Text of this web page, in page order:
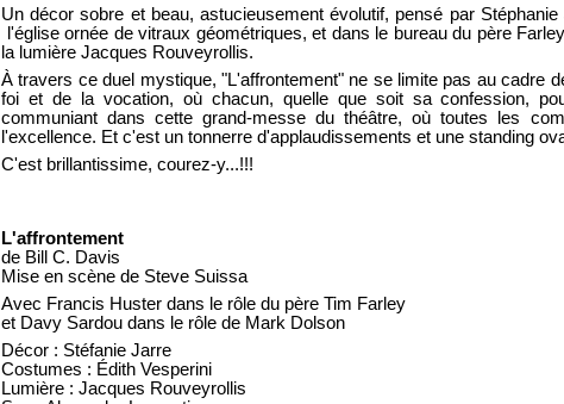
Un décor sobre et beau, astucieusement évolutif, pensé par
l'église ornée de vitraux géométriques, et dans le bureau du père
la lumière Jacques Rouveyrollis.
À travers ce duel mystique, "L'affrontement" ne se limite pas au cadre
foi et de la vocation, où chacun, quelle que soit sa confession,
communiant dans cette grand-messe du théâtre, où toutes les
l'excellence. Et c'est un tonnerre d'applaudissements et une standing
C'est brillantissime, courez-y...!!!
L'affrontement
de Bill C. Davis
Mise en scène de Steve Suissa
Avec Francis Huster dans le rôle du père Tim Farley
et Davy Sardou dans le rôle de Mark Dolson
Décor : Stéfanie Jarre
Costumes : Édith Vesperini
Lumière : Jacques Rouveyrollis